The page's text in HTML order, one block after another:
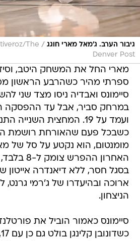
גיבור הערב. ג'מאל מארי חוגג /
The
Denver Post
מארי החל את המשחק היטב,
סיימונס ואבדיה ניסו מצד שני
במרחק סביר, אבל עד ההפסקה
ועמד על 19. המחצית
כשבכל פעם שהאורחת רושמת
מומנטום, הוא נקטע על סל של
האחרון
בסגל חסר, ללא דיאנדרה
ארוכה ובהיעדרו של ג'רמי גרנט,
הניצחון.